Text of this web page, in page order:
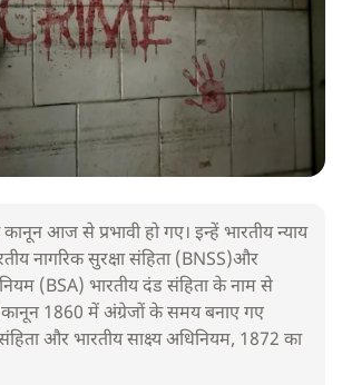
आज से प्रभावी हो गए। इन्हें भारतीय न्याय
नागरिक सुरक्षा संहिता (BNSS)और
(BSA) भारतीय दंड संहिता के नाम से
कानून 1860 में अंग्रेजों के समय बनाए गए
और भारतीय साक्ष्य अधिनियम, 1872 का